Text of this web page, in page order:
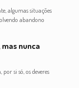
algumas situações
abandono
nunca
si só, os deveres